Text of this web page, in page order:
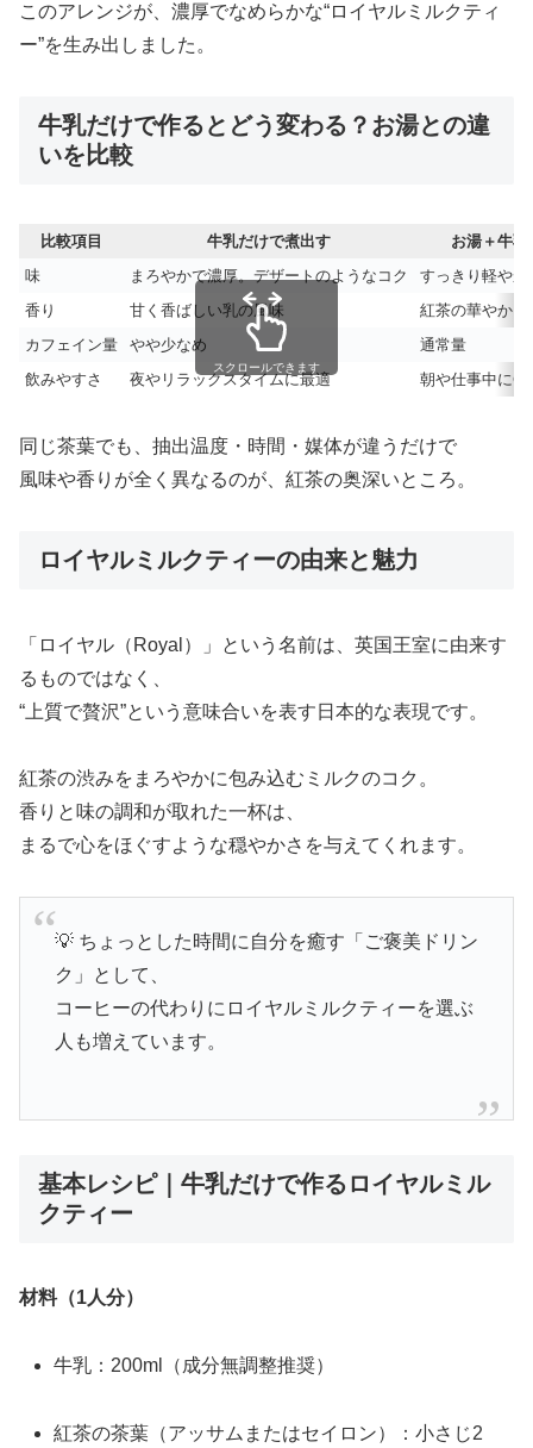
このアレンジが、濃厚でなめらかな“ロイヤルミルクティ
ー”を生み出しました。
牛乳だけで作るとどう変わる？お湯との違
いを比較
比較項目 牛乳だけで煮出す
お湯＋牛乳
味
まろやかで濃厚。デザートのようなコク
すっきり軽やか
香り
甘く香ばしい乳の風味
紅茶の華やかさ
カフェイン量
やや少なめ
通常量
飲みやすさ
夜やリラックスタイムに最適 朝や仕事中に◎
スクロールできます
同じ茶葉でも、抽出温度・時間・媒体が違うだけで
風味や香りが全く異なるのが、紅茶の奥深いところ。
ロイヤルミルクティーの由来と魅力
「ロイヤル（Royal）」という名前は、英国王室に由来す
るものではなく、
“上質で贅沢”という意味合いを表す日本的な表現です。
紅茶の渋みをまろやかに包み込むミルクのコク。
香りと味の調和が取れた一杯は、
まるで心をほぐすような穏やかさを与えてくれます。
💡 ちょっとした時間に自分を癒す「ご褒美ドリン
ク」として、
コーヒーの代わりにロイヤルミルクティーを選ぶ
人も増えています。
基本レシピ｜牛乳だけで作るロイヤルミル
クティー
材料（1人分）
牛乳：200ml（成分無調整推奨）
紅茶の茶葉（アッサムまたはセイロン）：小さじ2